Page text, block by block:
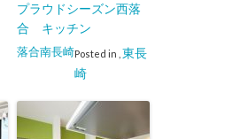
プラウドシーズン西落
合 キッチン
Posted in
落合南長崎
東長
崎